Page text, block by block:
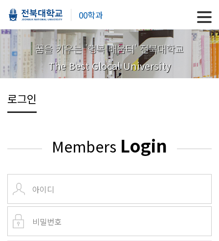
00학과
꿈을 키우는 '행복 배움터' 전북대학교
The Best Glocal University
로그인
Members Login